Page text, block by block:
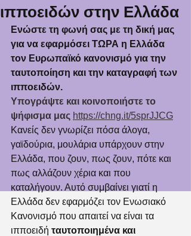
ιπποειδών στην Ελλάδα
Ενώστε τη φωνή σας με τη δική μας
για να εφαρμόσει ΤΩΡΑ η Ελλάδα
τον Ευρωπαϊκό κανονισμό για την
ταυτοποίηση και την καταγραφή των
ιπποειδών.
Υπογράψτε και κοινοποιήστε το
ψήφισμα μας https://chng.it/5sprJJCG
Κανείς δεν γνωρίζει πόσα άλογα,
γαϊδούρια, μουλάρια υπάρχουν στην
Ελλάδα, που ζουν, πως ζουν, πότε και
πως αλλάζουν χέρια και που
καταλήγουν. Αυτό συμβαίνει γιατί η
Ελλάδα δεν εφαρμόζει τον Ενωσιακό
Κανονισμό που απαιτεί να είναι τα
ιπποειδή ταυτοποιημένα και